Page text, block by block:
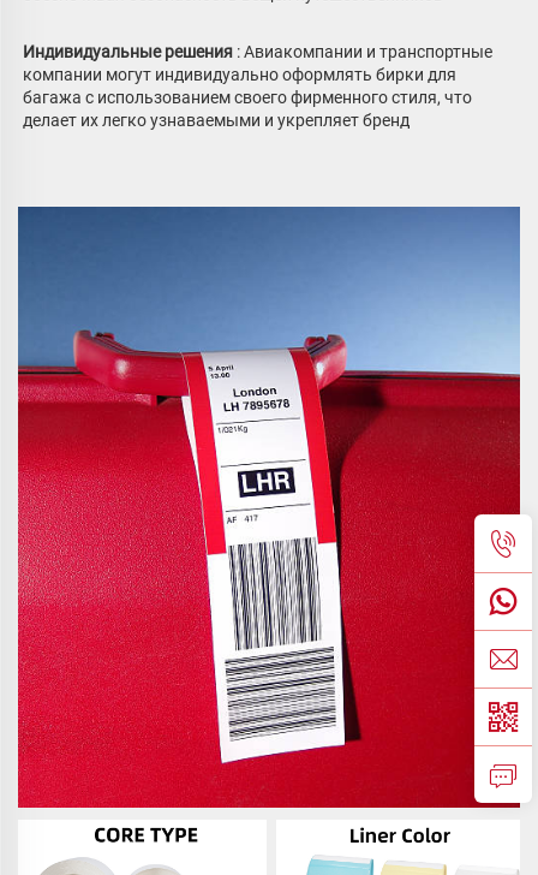
Индивидуальные решения : Авиакомпании и транспортные
компании могут индивидуально оформлять бирки для
багажа с использованием своего фирменного стиля, что
делает их легко узнаваемыми и укрепляет бренд